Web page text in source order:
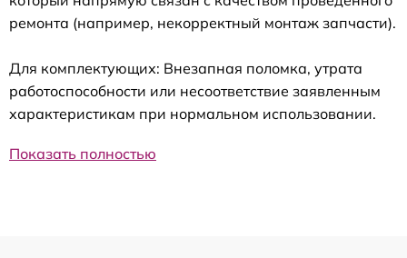
ремонта (например, некорректный монтаж запчасти).
Для комплектующих: Внезапная поломка, утрата
работоспособности или несоответствие заявленным
характеристикам при нормальном использовании.
Показать полностью